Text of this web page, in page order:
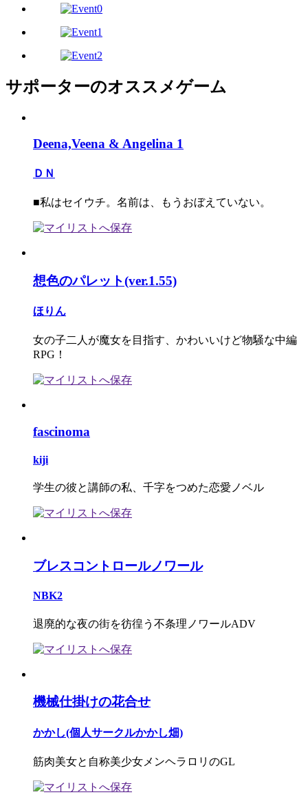
サポーターのオススメゲーム
Deena,Veena & Angelina 1
ＤＮ
■私はセイウチ。名前は、もうおぼえていない。
想色のパレット(ver.1.55)
ほりん
女の子二人が魔女を目指す、かわいいけど物騒な中編
RPG！
fascinoma
kiji
学生の彼と講師の私、千字をつめた恋愛ノベル
ブレスコントロールノワール
NBK2
退廃的な夜の街を彷徨う不条理ノワールADV
機械仕掛けの花合せ
かかし(個人サークルかかし畑)
筋肉美女と自称美少女メンヘラロリのGL